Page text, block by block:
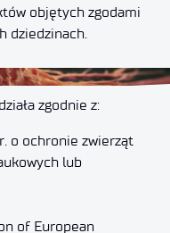
objętych zgodami
dziedzinach.
zgodnie z:
o ochronie zwierząt
lub
of European